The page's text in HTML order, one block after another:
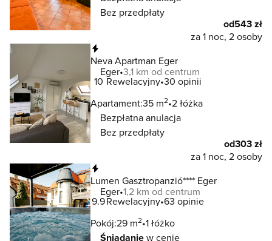
Bez przedpłaty
od543 zł
za 1 noc, 2 osoby
Neva Apartman Eger
Eger 3,1 km od centrum
10 Rewelacyjny 30 opinii
Apartament:35 m2 2 łóżka
Bezpłatna anulacja
Bez przedpłaty
od303 zł
za 1 noc, 2 osoby
Lumen Gasztropanzió**** Eger
Eger 1,2 km od centrum
9.9Rewelacyjny 63 opinie
Pokój:29 m2 1 łóżko
Śniadaniew cenie